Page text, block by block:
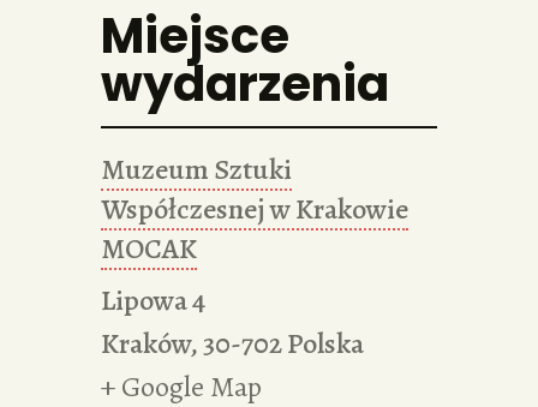
Miejsce
wydarzenia
Muzeum Sztuki
Współczesnej w Krakowie
MOCAK
Lipowa 4
Kraków,30-702Polska
+ Google Map